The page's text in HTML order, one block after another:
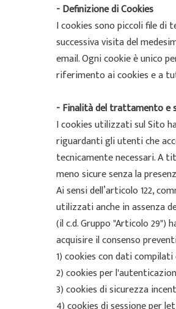
- Definizione di Cookies
I cookies sono piccoli file di
successiva visita del
email. Ogni cookie è unico
riferimento ai cookies e a
- Finalità del trattamento e
I cookies utilizzati sul Sito
riguardanti gli utenti che
tecnicamente necessari. A
meno sicure senza la
Ai sensi dell’articolo 122,
utilizzati anche in assenza
(il c.d. Gruppo "Articolo 29")
acquisire il consenso
1) cookies con dati
2) cookies per
3) cookies di sicurezza